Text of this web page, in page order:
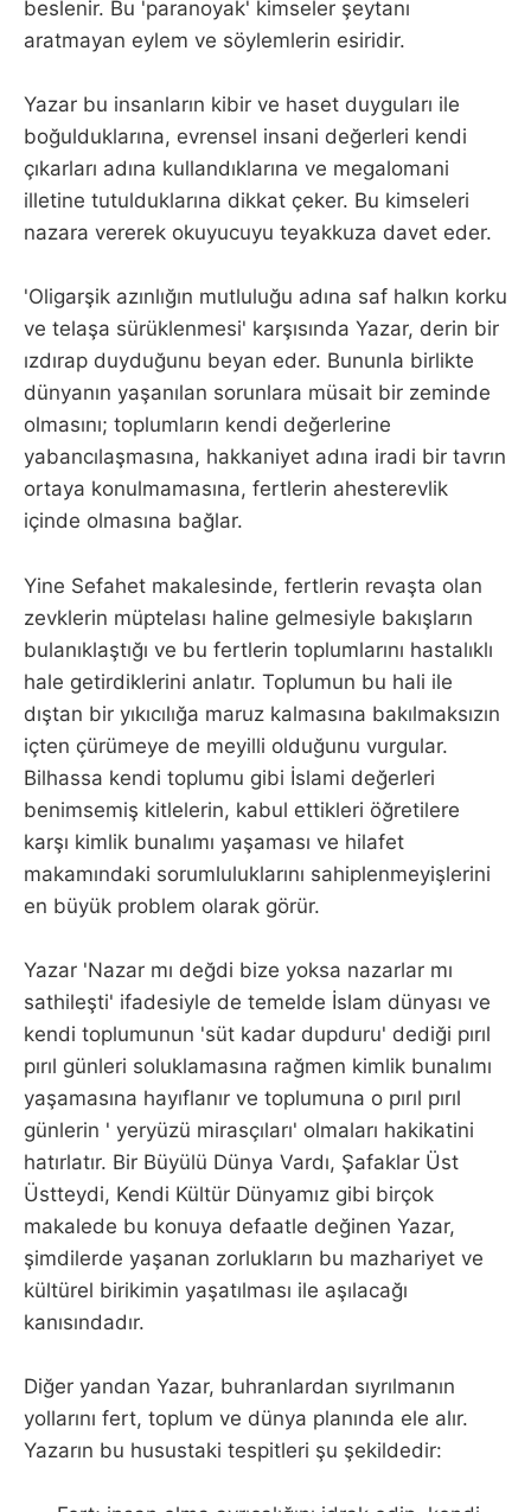
beslenir. Bu 'paranoyak' kimseler şeytanı
aratmayan eylem ve söylemlerin esiridir.
Yazar bu insanların kibir ve haset duyguları ile
boğulduklarına, evrensel insani değerleri kendi
çıkarları adına kullandıklarına ve megalomani
illetine tutulduklarına dikkat çeker. Bu kimseleri
nazara vererek okuyucuyu teyakkuza davet eder.
'Oligarşik azınlığın mutluluğu adına saf halkın korku
ve telaşa sürüklenmesi' karşısında Yazar, derin bir
ızdırap duyduğunu beyan eder. Bununla birlikte
dünyanın yaşanılan sorunlara müsait bir zeminde
olmasını; toplumların kendi değerlerine
yabancılaşmasına, hakkaniyet adına iradi bir tavrın
ortaya konulmamasına, fertlerin ahesterevlik
içinde olmasına bağlar.
Yine Sefahet makalesinde, fertlerin revaşta olan
zevklerin müptelası haline gelmesiyle bakışların
bulanıklaştığı ve bu fertlerin toplumlarını hastalıklı
hale getirdiklerini anlatır. Toplumun bu hali ile
dıştan bir yıkıcılığa maruz kalmasına bakılmaksızın
içten çürümeye de meyilli olduğunu vurgular.
Bilhassa kendi toplumu gibi İslami değerleri
benimsemiş kitlelerin, kabul ettikleri öğretilere
karşı kimlik bunalımı yaşaması ve hilafet
makamındaki sorumluluklarını sahiplenmeyişlerini
en büyük problem olarak görür.
Yazar 'Nazar mı değdi bize yoksa nazarlar mı
sathileşti' ifadesiyle de temelde İslam dünyası ve
kendi toplumunun 'süt kadar dupduru' dediği pırıl
pırıl günleri soluklamasına rağmen kimlik bunalımı
yaşamasına hayıflanır ve toplumuna o pırıl pırıl
günlerin ' yeryüzü mirasçıları' olmaları hakikatini
hatırlatır. Bir Büyülü Dünya Vardı, Şafaklar Üst
Üstteydi, Kendi Kültür Dünyamız gibi birçok
makalede bu konuya defaatle değinen Yazar,
şimdilerde yaşanan zorlukların bu mazhariyet ve
kültürel birikimin yaşatılması ile aşılacağı
kanısındadır.
Diğer yandan Yazar, buhranlardan sıyrılmanın
yollarını fert, toplum ve dünya planında ele alır.
Yazarın bu husustaki tespitleri şu şekildedir: